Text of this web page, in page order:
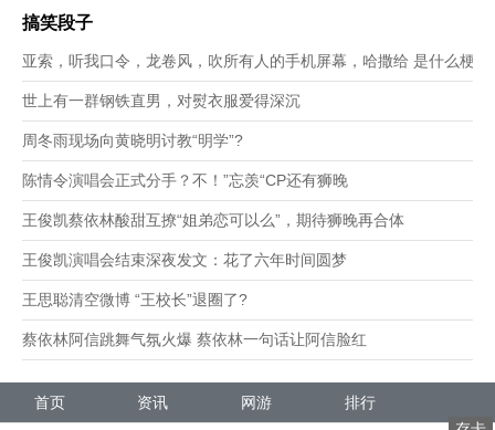
搞笑段子
亚索，听我口令，龙卷风，吹所有人的手机屏幕，哈撒给 是什么梗？
世上有一群钢铁直男，对熨衣服爱得深沉
周冬雨现场向黄晓明讨教“明学”?
陈情令演唱会正式分手？不！”忘羡“CP还有狮晚
王俊凯蔡依林酸甜互撩“姐弟恋可以么”，期待狮晚再合体
王俊凯演唱会结束深夜发文：花了六年时间圆梦
王思聪清空微博 “王校长”退圈了?
蔡依林阿信跳舞气氛火爆 蔡依林一句话让阿信脸红
首页 资讯 网游
排行